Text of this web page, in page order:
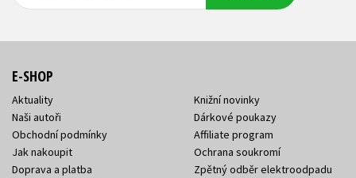
E-SHOP
Aktuality
Naši autoři
Obchodní podmínky
Jak nakoupit
Doprava a platba
Knižní novinky
Dárkové poukazy
Affiliate program
Ochrana soukromí
Zpětný odběr elektroodpadu